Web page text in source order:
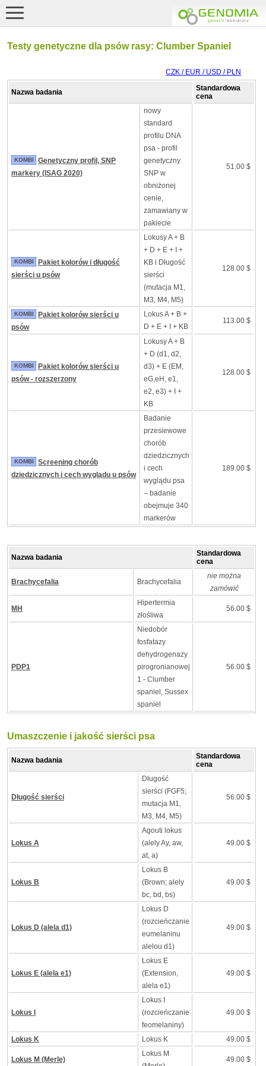
Testy genetyczne dla psów rasy: Clumber Spaniel
CZK / EUR / USD / PLN
Nazwa badania
Standardowa
cena
KOMBI
Genetyczny profil, SNP
markery (ISAG 2020)
nowy
standard
profilu DNA
psa - profil
genetyczny
SNP w
obniżonej
cenie,
zamawiany w
pakiecie
51.00 $
KOMBI
Pakiet kolorów i długość
sierści u psów
Lokusy A + B
+ D + E + I +
KB i Długość
sierści
(mutacja M1,
M3, M4, M5)
128.00 $
KOMBI
Pakiet kolorów sierści u
psów
Lokus A + B +
D + E + I + KB
113.00 $
KOMBI
Pakiet kolorów sierści u
psów - rozszerzony
Lokusy A + B
+ D (d1, d2,
d3) + E (EM,
eG,eH, e1,
e2, e3) + I +
KB
128.00 $
KOMBI
Screening chorób
dziedzicznych i cech wyglądu u psów
Badanie
przesiewowe
chorób
dziedzicznych
i cech
wyglądu psa
– badanie
obejmuje 340
markerów
189.00 $
Nazwa badania
Standardowa
cena
Brachycefalia Brachycefalia
nie można
zamówić
MH
Hipertermia
złośliwa
56.00 $
PDP1
Niedobór
fosfatazy
dehydrogenazy
pirogronianowej
1 - Clumber
spaniel, Sussex
spaniel
56.00 $
Umaszczenie i jakość sierści psa
Nazwa badania
Standardowa
cena
Długość sierści
Długość
sierści (FGF5;
mutacja M1,
M3, M4, M5)
56.00 $
Lokus A
Agouti lokus
(alely Ay, aw,
at, a)
49.00 $
Lokus B
Lokus B
(Brown; alely
bc, bd, bs)
49.00 $
Lokus D (alela d1)
Lokus D
(rozcieńczanie
eumelaninu
alelou d1)
49.00 $
Lokus E (alela e1)
Lokus E
(Extension,
alela e1)
49.00 $
Lokus I
Lokus I
(rozcieńczanie
feomelaniny)
49.00 $
Lokus K Lokus K 49.00 $
Lokus M (Merle)
Lokus M
49.00 $